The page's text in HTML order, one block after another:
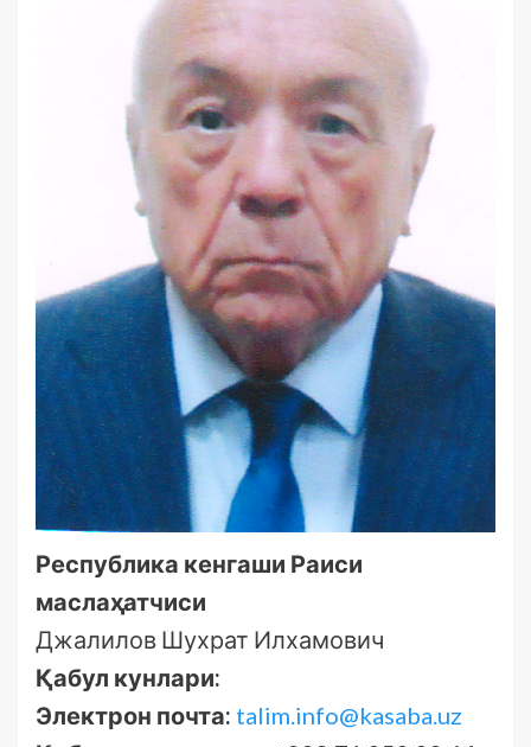
Республика кенгаши Раиси
маслаҳатчиси
Джалилов Шухрат Илхамович
Қабул кунлари:
Электрон почта: talim.info@kasaba.uz